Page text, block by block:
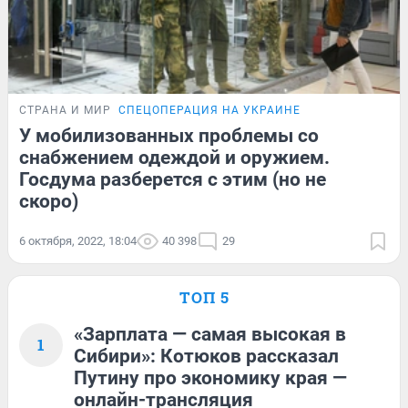
СТРАНА И МИР СПЕЦОПЕРАЦИЯ НА УКРАИНЕ
У мобилизованных проблемы со
снабжением одеждой и оружием.
Госдума разберется с этим (но не
скоро)
6 октября, 2022, 18:04 40 398 29
ТОП 5
1
«Зарплата — самая высокая в
Сибири»: Котюков рассказал
Путину про экономику края —
онлайн-трансляция